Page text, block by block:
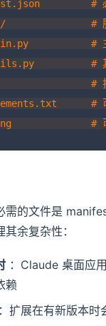
# 必需
# 服
#
# 其
# 打
# 可
需的文件是
余复杂性：
：Claude 桌面应
赖
：扩展在有新版本时